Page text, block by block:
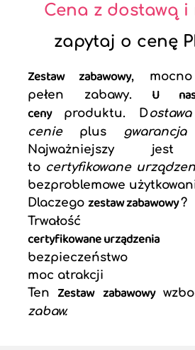
Cena z dostawą i
zapytaj o cenę
Zestaw zabawowy, mocno
pełen zabawy. U
ceny
produktu. D
cenieplusgwarancja
Najważniejszy
to certyfikowane
bezproblemowe
Dlaczego zestaw zabawowy?
Trwałość
certyfikowane urządzenia
bezpieczeństwo
moc atrakcji
Ten
Zestaw zabawowy
zabaw.